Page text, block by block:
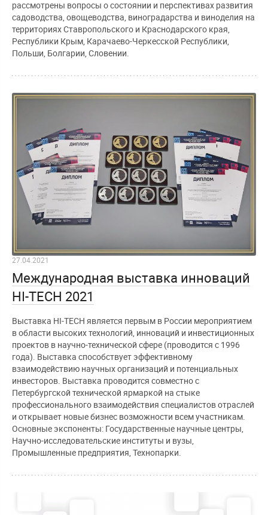
рассмотрены вопросы о состоянии и перспективах развития
садоводства, овощеводства, виноградарства и виноделия на
территориях Ставропольского и Краснодарского края,
Республики Крым, Карачаево-Черкесской Республики,
Польши, Болгарии, Словении.
27.04.2021
Международная выставка инноваций
HI-TECH 2021
Выставка HI-TECH является первым в России мероприятием
в области высоких технологий, инноваций и инвестиционных
проектов в научно-технической сфере (проводится с 1996
года). Выставка способствует эффективному
взаимодействию научных организаций и потенциальных
инвесторов. Выставка проводится совместно с
Петербургской технической ярмаркой на стыке
профессионального взаимодействия специалистов отраслей
и открывает новые бизнес возможности всем участникам.
Основные экспоненты: Государственные научные центры,
Научно-исследовательские институты и вузы,
Промышленные предприятия, Технопарки.